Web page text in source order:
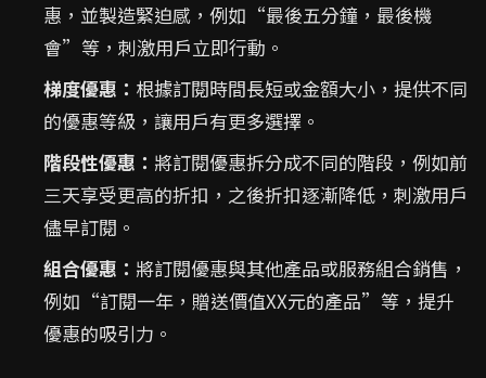
惠，並製造緊迫感，例如“最後五分鐘，最後機
會”等，刺激用戶立即行動。
梯度優惠： 根據訂閱時間長短或金額大小，提供不同
的優惠等級，讓用戶有更多選擇。
階段性優惠： 將訂閱優惠拆分成不同的階段，例如前
三天享受更高的折扣，之後折扣逐漸降低，刺激用戶
儘早訂閱。
組合優惠： 將訂閱優惠與其他產品或服務組合銷售，
例如“訂閱一年，贈送價值XX元的產品”等，提升
優惠的吸引力。